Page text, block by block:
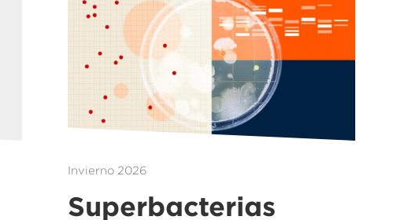
Invierno 2026
Superbacterias